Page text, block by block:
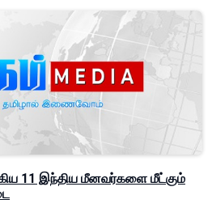
11 இந்திய மீனவர்களை மீட்கும்